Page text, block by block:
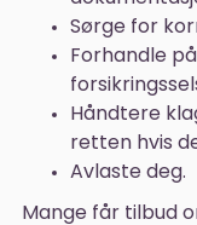
Sørge for
Forhandle
Håndtere
retten hvis
Avlaste deg.
Mange får tilbud